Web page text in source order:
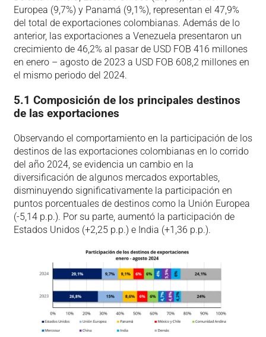
Europea (9,7%) y Panamá (9,1%), representan el 47,9%
del total de exportaciones colombianas. Además de lo
anterior, las exportaciones a Venezuela presentaron un
crecimiento de 46,2% al pasar de USD FOB 416 millones
en enero – agosto de 2023 a USD FOB 608,2 millones en
el mismo periodo del 2024.
5.1 Composición de los principales destinos
de las exportaciones
Observando el comportamiento en la participación de los
destinos de las exportaciones colombianas en lo corrido
del año 2024, se evidencia un cambio en la
diversificación de algunos mercados exportables,
disminuyendo significativamente la participación en
puntos porcentuales de destinos como la Unión Europea
(-5,14 p.p.). Por su parte, aumentó la participación de
Estados Unidos (+2,25 p.p.) e India (+1,36 p.p.).